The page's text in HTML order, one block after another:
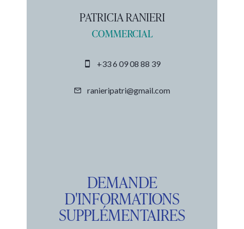
PATRICIA RANIERI
COMMERCIAL
+33 6 09 08 88 39
ranieripatri@gmail.com
DEMANDE
D'INFORMATIONS
SUPPLÉMENTAIRES